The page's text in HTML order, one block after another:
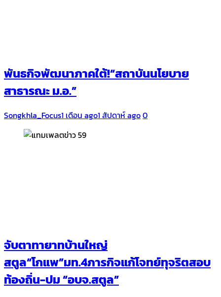
พันธกิจพัฒนาภาคใต้!“สถาบันนโยบาย
สาธารณะ ม.อ.”
Songkhla_Focus1 เดือน ago1 สัปดาห์ ago0
จับตาทายาทบ้านใหญ่
สตูล“โกแพ”มท.4ภารกิจแก้โจทย์ทุจริตสอบ
ท้องถิ่น-ปม “อบจ.สตูล”